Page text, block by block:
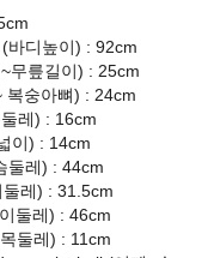
바디높이) : 92cm
무릎길이) : 25cm
숭아뼈) : 24cm
레) : 16cm
이) : 14cm
둘레) : 44cm
레) : 31.5cm
둘레) : 46cm
둘레) : 11cm